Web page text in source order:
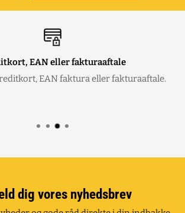
EAN eller fakturaaftale
EAN faktura eller fakturaaftale.
dig vores nyhedsbrev